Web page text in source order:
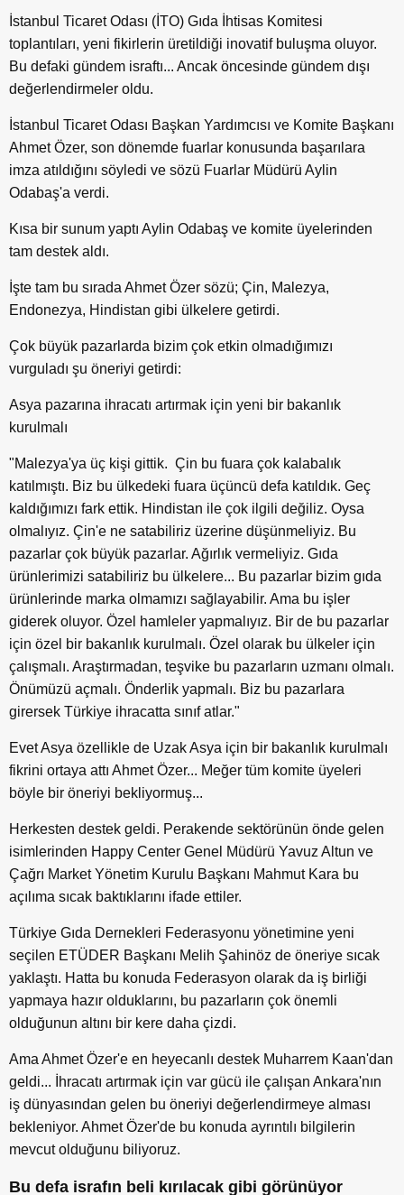
İstanbul Ticaret Odası (İTO) Gıda İhtisas Komitesi
toplantıları, yeni fikirlerin üretildiği inovatif buluşma oluyor.
Bu defaki gündem israftı... Ancak öncesinde gündem dışı
değerlendirmeler oldu.
İstanbul Ticaret Odası Başkan Yardımcısı ve Komite Başkanı
Ahmet Özer, son dönemde fuarlar konusunda başarılara
imza atıldığını söyledi ve sözü Fuarlar Müdürü Aylin
Odabaş'a verdi.
Kısa bir sunum yaptı Aylin Odabaş ve komite üyelerinden
tam destek aldı.
İşte tam bu sırada Ahmet Özer sözü; Çin, Malezya,
Endonezya, Hindistan gibi ülkelere getirdi.
Çok büyük pazarlarda bizim çok etkin olmadığımızı
vurguladı şu öneriyi getirdi:
Asya pazarına ihracatı artırmak için yeni bir bakanlık
kurulmalı
"Malezya'ya üç kişi gittik. Çin bu fuara çok kalabalık
katılmıştı. Biz bu ülkedeki fuara üçüncü defa katıldık. Geç
kaldığımızı fark ettik. Hindistan ile çok ilgili değiliz. Oysa
olmalıyız. Çin'e ne satabiliriz üzerine düşünmeliyiz. Bu
pazarlar çok büyük pazarlar. Ağırlık vermeliyiz. Gıda
ürünlerimizi satabiliriz bu ülkelere... Bu pazarlar bizim gıda
ürünlerinde marka olmamızı sağlayabilir. Ama bu işler
giderek oluyor. Özel hamleler yapmalıyız. Bir de bu pazarlar
için özel bir bakanlık kurulmalı. Özel olarak bu ülkeler için
çalışmalı. Araştırmadan, teşvike bu pazarların uzmanı olmalı.
Önümüzü açmalı. Önderlik yapmalı. Biz bu pazarlara
girersek Türkiye ihracatta sınıf atlar."
Evet Asya özellikle de Uzak Asya için bir bakanlık kurulmalı
fikrini ortaya attı Ahmet Özer... Meğer tüm komite üyeleri
böyle bir öneriyi bekliyormuş...
Herkesten destek geldi. Perakende sektörünün önde gelen
isimlerinden Happy Center Genel Müdürü Yavuz Altun ve
Çağrı Market Yönetim Kurulu Başkanı Mahmut Kara bu
açılıma sıcak baktıklarını ifade ettiler.
Türkiye Gıda Dernekleri Federasyonu yönetimine yeni
seçilen ETÜDER Başkanı Melih Şahinöz de öneriye sıcak
yaklaştı. Hatta bu konuda Federasyon olarak da iş birliği
yapmaya hazır olduklarını, bu pazarların çok önemli
olduğunun altını bir kere daha çizdi.
Ama Ahmet Özer'e en heyecanlı destek Muharrem Kaan'dan
geldi... İhracatı artırmak için var gücü ile çalışan Ankara'nın
iş dünyasından gelen bu öneriyi değerlendirmeye alması
bekleniyor. Ahmet Özer'de bu konuda ayrıntılı bilgilerin
mevcut olduğunu biliyoruz.
Bu defa israfın beli kırılacak gibi görünüyor